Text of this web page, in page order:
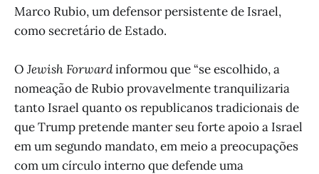
Marco Rubio, um defensor persistente de Israel,
como secretário de Estado.
O Jewish Forwardinformou que “se escolhido, a
nomeação de Rubio provavelmente tranquilizaria
tanto Israel quanto os republicanos tradicionais de
que Trump pretende manter seu forte apoio a Israel
em um segundo mandato, em meio a preocupações
com um círculo interno que defende uma